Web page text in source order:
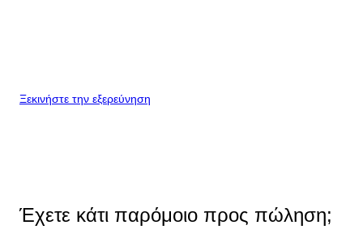
Ξεκινήστε την εξερεύνηση
Έχετε κάτι παρόμοιο προς πώληση;